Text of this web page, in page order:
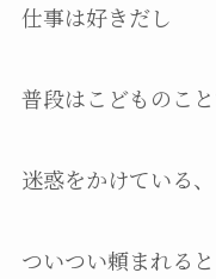
仕事は好きだし
普段はこどものこ
迷惑をかけている
ついつい頼まれると